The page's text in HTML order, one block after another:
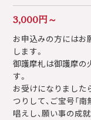
3,000円～
お申込みの方にはお
します。
御護摩札は御護摩の
す。
お受けになりました
つりして、ご宝号「
唱えし、願い事の成